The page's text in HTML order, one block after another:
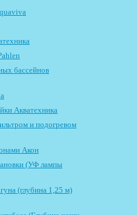
бассейнов
Акватехника
и подогревом
Акон
(УФ лампы
(глубина 1,25 м)